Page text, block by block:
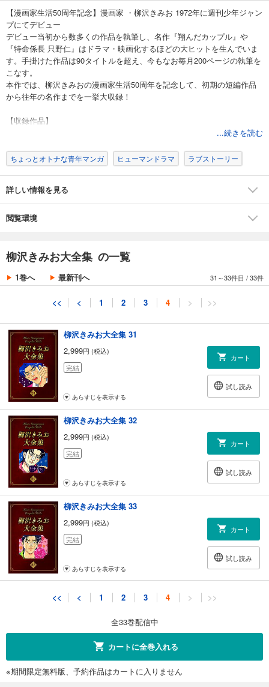
【漫画家生活50周年記念】漫画家 ・柳沢きみお 1972年に週刊少年ジャン
プにてデビュー
デビュー当初から数多くの作品を執筆し、名作『翔んだカップル』や
『特命係長 只野仁』はドラマ・映画化するほどの大ヒットを生んでいま
す。手掛けた作品は90タイトルを超え、今もなお毎月200ページの執筆を
こなす。
本作では、柳沢きみおの漫画家生活50周年を記念して、初期の短編作品
から往年の名作までを一挙大収録！
【収録作品】
...続きを読む
ちょっとオトナな青年マンガ ヒューマンドラマ ラブストーリー
詳しい情報を見る
閲覧環境
柳沢きみお大全集 の一覧
1巻へ 最新刊へ 31～33件目 /33件
<< < 1 2 3 4 > >>
2,999 円 (税込)
カート
試し読み
あらすじを表示する
2,999 円 (税込)
試し読み
柳沢きみお大全集 29
2,999円 (税込)
完結
カート
試し読み
柳沢きみお大全集 30
2,999円 (税込)
完結
柳沢きみお大全集 31
2,999円 (税込)
完結
カート
試し読み
あらすじを表示する
柳沢きみお大全集 32
2,999円 (税込)
完結
カート
試し読み
あらすじを表示する
柳沢きみお大全集 33
2,999円 (税込)
完結
カート
試し読み
あらすじを表示する
<< < 1 2 3 4 > >>
全33巻配信中
カートに全巻入れる
※期間限定無料版、予約作品はカートに入りません